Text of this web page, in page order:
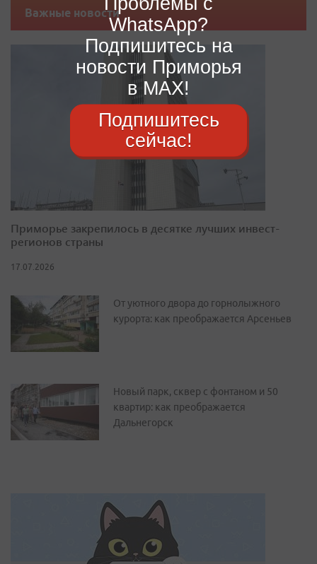
Важные новости
Приморье закрепилось в десятке лучших инвест-
регионов страны
17.07.2026
От уютного двора до горнолыжного
курорта: как преображается Арсеньев
Новый парк, сквер с фонтаном и 50
квартир: как преображается
Дальнегорск
WhatsApp?
Подпишитесь на
новости Приморья
в MAX!
Подпишитесь
сейчас!